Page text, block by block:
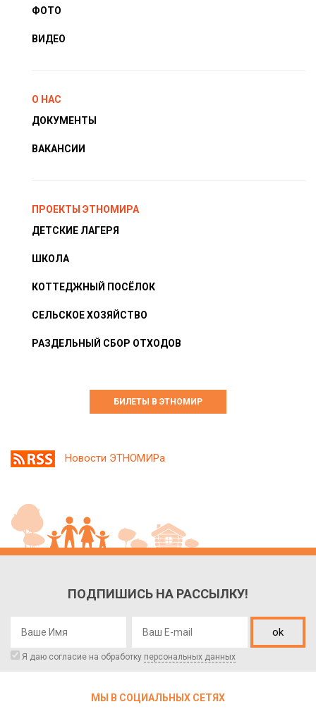
ФОТО
ВИДЕО
О НАС
ДОКУМЕНТЫ
ВАКАНСИИ
ПРОЕКТЫ ЭТНОМИРА
ДЕТСКИЕ ЛАГЕРЯ
ШКОЛА
КОТТЕДЖНЫЙ ПОСЁЛОК
СЕЛЬСКОЕ ХОЗЯЙСТВО
РАЗДЕЛЬНЫЙ СБОР ОТХОДОВ
БИЛЕТЫ В ЭТНОМИР
Новости ЭТНОМИРа
ПОДПИШИСЬ НА РАССЫЛКУ!
ok
Я даю согласие на обработку персональных данных
МЫ В СОЦИАЛЬНЫХ СЕТЯХ